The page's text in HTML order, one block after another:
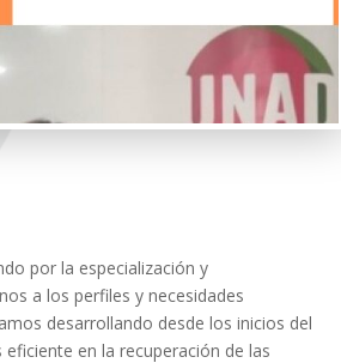
por la especialización y
a los perfiles y necesidades
desarrollando desde los inicios del
en la recuperación de las